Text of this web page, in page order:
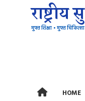
मुफ्त शिक्षा • मुफ्त
HOME